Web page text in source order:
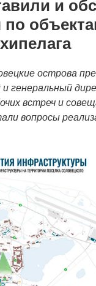
острова
генеральный
встреч и
вопросы